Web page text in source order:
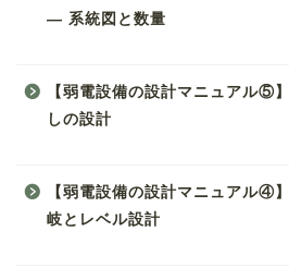
― 系統図と数量
【弱電設備の設計マニュアル⑤
しの設計
【弱電設備の設計マニュアル④
岐とレベル設計